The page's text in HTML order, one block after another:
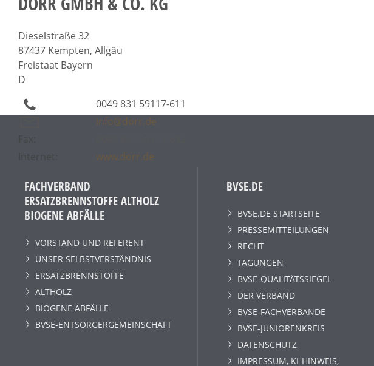
Dieselstraße 32
87437 Kempten, Allgäu
Freistaat Bayern
D
0049 831 59117-611
info@dorr.de
www.dorr.de
FACHVERBAND
ERSATZBRENNSTOFFE ALTHOLZ
BIOGENE ABFÄLLE
VORSTAND UND REFERENT
UNSER SELBSTVERSTÄNDNIS
ERSATZBRENNSTOFFE
ALTHOLZ
BIOGENE ABFÄLLE
BVSE-ENTSORGERGEMEINSCHAFT
BVSE.DE
BVSE.DE STARTSEITE
PRESSEMITTEILUNGEN
RECHT
TAGUNGEN
BVSE-QUALITÄTSSIEGEL
DER VERBAND
BVSE-FACHVERBÄNDE
BVSE-JUNIORENKREIS
DATENSCHUTZ
IMPRESSUM, KI-HINWEIS,